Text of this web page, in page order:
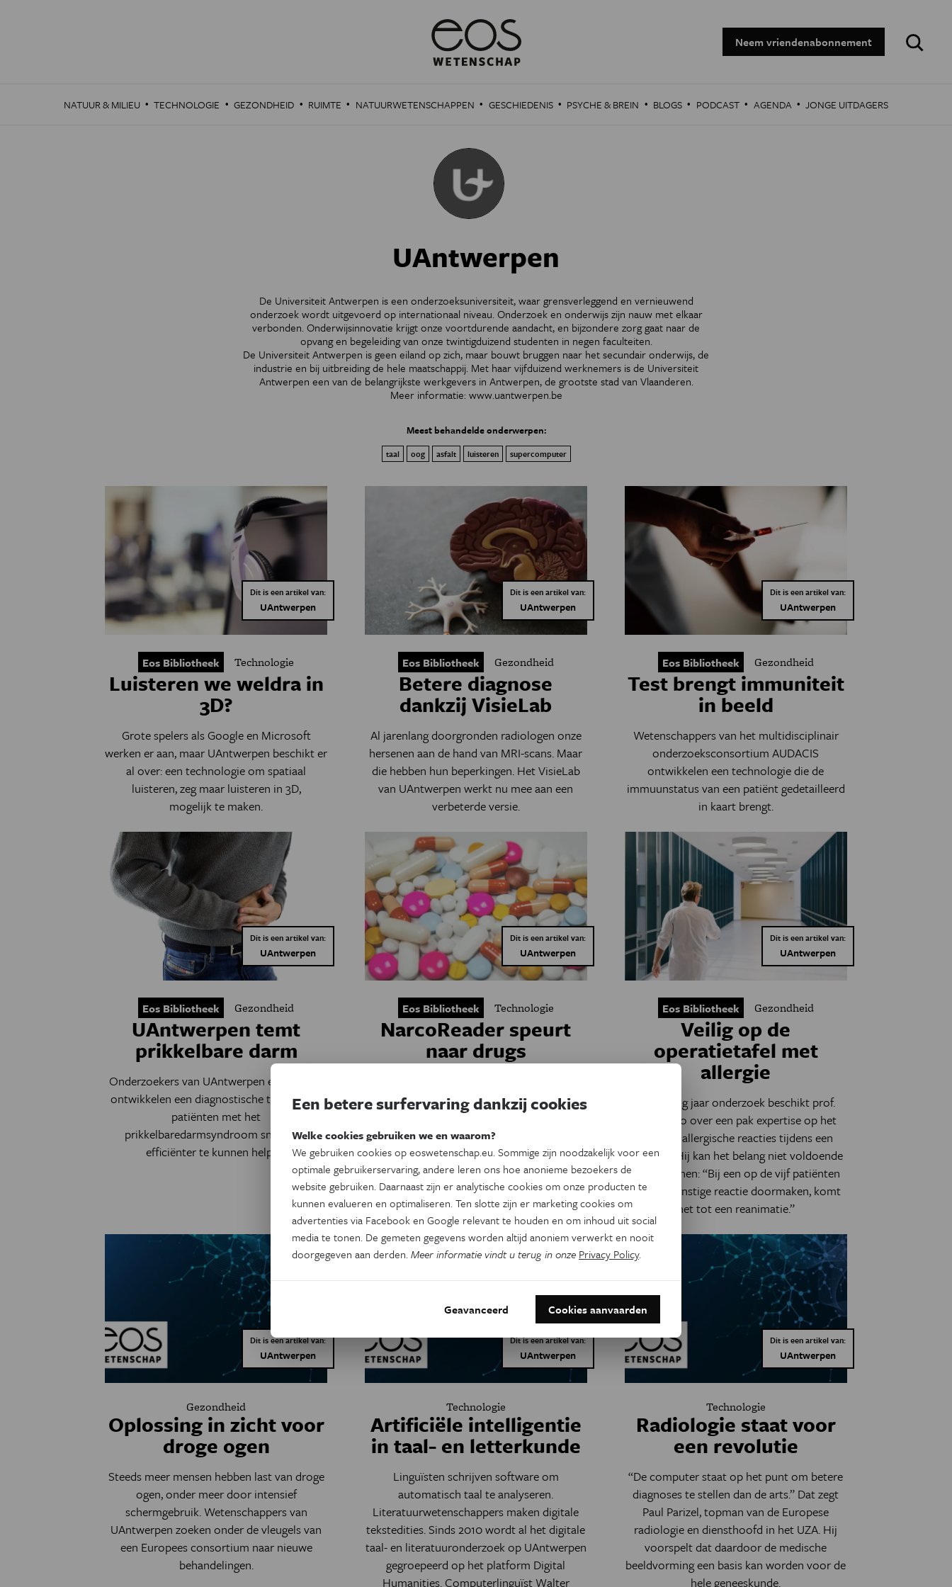
Neem vriendenabonnement
Zoeken:
NATUUR & MILIEU · TECHNOLOGIE · GEZONDHEID · RUIMTE · NATUURWETENSCHAPPEN · GESCHIEDENIS · PSYCHE & BREIN · BLOGS · PODCAST · AGENDA · JONGE UITDAGERS
UAntwerpen
De Universiteit Antwerpen is een onderzoeksuniversiteit, waar grensverleggend en vernieuwend
onderzoek wordt uitgevoerd op internationaal niveau. Onderzoek en onderwijs zijn nauw met elkaar
verbonden. Onderwijsinnovatie krijgt onze voortdurende aandacht, en bijzondere zorg gaat naar de
opvang en begeleiding van onze twintigduizend studenten in negen faculteiten.
De Universiteit Antwerpen is geen eiland op zich, maar bouwt bruggen naar het secundair onderwijs, de
industrie en bij uitbreiding de hele maatschappij. Met haar vijfduizend werknemers is de Universiteit
Antwerpen een van de belangrijkste werkgevers in Antwerpen, de grootste stad van Vlaanderen.
Meer informatie: www.uantwerpen.be
Meest behandelde onderwerpen:
taal oog asfalt luisteren supercomputer
Dit is een artikel van:
UAntwerpen
Eos Bibliotheek Technologie
Luisteren we weldra in
3D?
Grote spelers als Google en Microsoft
werken er aan, maar UAntwerpen beschikt er
al over: een technologie om spatiaal
luisteren, zeg maar luisteren in 3D,
mogelijk te maken.
Dit is een artikel van:
UAntwerpen
Eos Bibliotheek Gezondheid
Betere diagnose
dankzij VisieLab
Al jarenlang doorgronden radiologen onze
hersenen aan de hand van MRI-scans. Maar
die hebben hun beperkingen. Het VisieLab
van UAntwerpen werkt nu mee aan een
verbeterde versie.
Dit is een artikel van:
UAntwerpen
Eos Bibliotheek Gezondheid
Test brengt immuniteit
in beeld
Wetenschappers van het multidisciplinair
onderzoeksconsortium AUDACIS
ontwikkelen een technologie die de
immuunstatus van een patiënt gedetailleerd
in kaart brengt.
Dit is een artikel van:
UAntwerpen
Eos Bibliotheek Gezondheid
UAntwerpen temt
prikkelbare darm
Onderzoekers van UAntwerpen en het UZA
ontwikkelen een diagnostische test, om zo
patiënten met het
prikkelbaredarmsyndroom sneller en
efficiënter te kunnen helpen.
Dit is een artikel van:
UAntwerpen
Eos Bibliotheek Technologie
NarcoReader speurt
naar drugs
project om efficiënter drugs te kunnen
opsporen. De innovatieve NarcoReader
speelt daar een belangrijke rol in.
Dit is een artikel van:
UAntwerpen
Eos Bibliotheek Gezondheid
Veilig op de
operatietafel met
allergie
Na twintig jaar onderzoek beschikt prof.
Didier Ebo over een pak expertise op het
vlak van allergische reacties tijdens een
operatie. Hij kan het belang niet voldoende
beklemtonen: “Bij een op de vijf patiënten
die zo’n ernstige reactie doormaken, komt
het tot een reanimatie.”
Dit is een artikel van:
UAntwerpen
Gezondheid
Oplossing in zicht voor
droge ogen
Steeds meer mensen hebben last van droge
ogen, onder meer door intensief
schermgebruik. Wetenschappers van
UAntwerpen zoeken onder de vleugels van
een Europees consortium naar nieuwe
behandelingen.
Dit is een artikel van:
UAntwerpen
Technologie
Artificiële intelligentie
in taal- en letterkunde
Linguïsten schrijven software om
automatisch taal te analyseren.
Literatuurwetenschappers maken digitale
tekstedities. Sinds 2010 wordt al het digitale
taal- en literatuuronderzoek op UAntwerpen
gegroepeerd op het platform Digital
Humanities. Computerlinguïst Walter
Dit is een artikel van:
UAntwerpen
Technologie
Radiologie staat voor
een revolutie
“De computer staat op het punt om betere
diagnoses te stellen dan de arts.” Dat zegt
Paul Parizel, topman van de Europese
radiologie en diensthoofd in het UZA. Hij
voorspelt dat daardoor de medische
beeldvorming een basis kan worden voor de
hele geneeskunde.
Een betere surfervaring dankzij cookies
Welke cookies gebruiken we en waarom?
We gebruiken cookies op eoswetenschap.eu. Sommige zijn noodzakelijk voor een
optimale gebruikerservaring, andere leren ons hoe anonieme bezoekers de
website gebruiken. Daarnaast zijn er analytische cookies om onze producten te
kunnen evalueren en optimaliseren. Ten slotte zijn er marketing cookies om
advertenties via Facebook en Google relevant te houden en om inhoud uit social
media te tonen. De gemeten gegevens worden altijd anoniem verwerkt en nooit
doorgegeven aan derden.Meer informatie vindt u terug in onze Privacy Policy.
Geavanceerd Cookies aanvaarden